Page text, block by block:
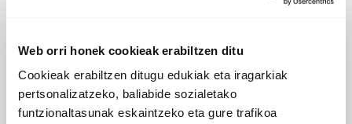
Web orri honek cookieak erabiltzen ditu
Cookieak erabiltzen ditugu edukiak eta iragarkiak
pertsonalizatzeko, baliabide sozialetako
funtzionaltasunak eskaintzeko eta gure trafikoa